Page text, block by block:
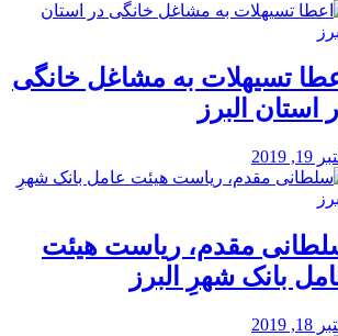
تسیهلات به مشاغل خانگی
استان البرز
2019
مقدم، ریاست هیئت
بانک شهرِ البرز
2019